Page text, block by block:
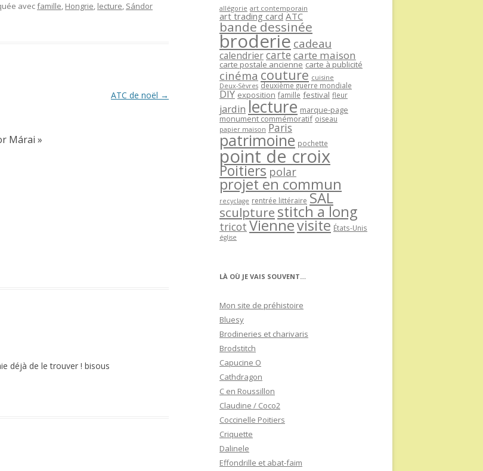
avecfamille, Hongrie, lecture, Sándor
ATC de noël →
Márai »
déjà de le trouver ! bisous
allégorie art contemporain
art trading card ATC
bande dessinée
broderie cadeau
calendriercartecarte maison
carte postale ancienne carte à publicité
cinéma couture cuisine
Deux-Sèvres deuxième guerre mondiale
DIY exposition famille festival fleur
jardin lecture marque-page
monument commémoratif oiseau
papier maison Paris
patrimoine pochette
point de croix
Poitiers polar
projet en commun
recyclage rentrée littéraire SAL
sculpture stitch a long
tricot Viennevisite États-Unis
église
LÀ OÙ JE VAIS SOUVENT…
Mon site de préhistoire
Bluesy
Brodineries et charivaris
Brodstitch
Capucine O
Cathdragon
C en Roussillon
Claudine / Coco2
Coccinelle Poitiers
Criquette
Dalinele
Effondrille et abat-faim